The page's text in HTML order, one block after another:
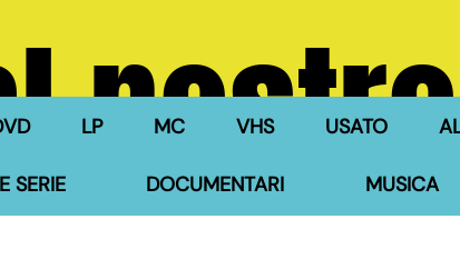
LP MC VHS USATO
SERIE DOCUMENTARI MUSICA